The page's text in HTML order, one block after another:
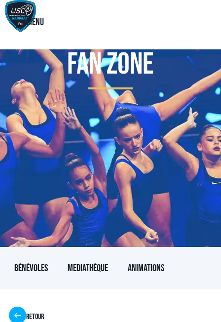
Menu
Fan Zone
Bénévoles Mediathèque Animations
Retour